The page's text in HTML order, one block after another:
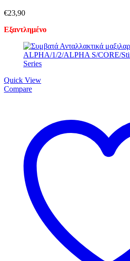
€23,90
Εξαντλημένο
Quick View
Compare